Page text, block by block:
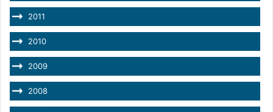
2011
2010
2009
2008